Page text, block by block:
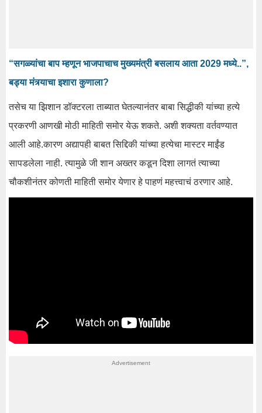
“सगळ्यांचा बाप म्हणून भाजपाचाच मुख्यमंत्री बसलाय आता 2029 मध्ये..”,
बड्या मंत्र्याचा इशारा कुणाला?
तसेच या झिशान डॉक्टरला ताब्यात घेतल्यानंतर बाबा सिद्धीकी यांच्या हत्ये
प्रकरणी आणखी मोठी माहिती समोर येऊ शकते. अशी शक्यता वर्तवण्यात
आली आहे.कारण अद्यापही बाबत सिद्दिकी यांच्या हत्येचा मास्टर माईंड
सापडलेला नाही. त्यामुळे जी शान अख्तर कडून दिशा लागतं त्याच्या
चौकशीनंतर कोणती माहिती समोर येणार हे पाहणं महत्त्वाचं ठरणार आहे.